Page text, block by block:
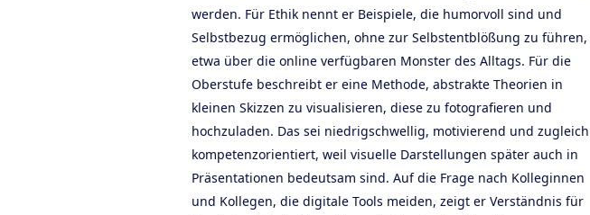
werden. Für Ethik nennt er Beispiele, die humorvoll sind und
Selbstbezug ermöglichen, ohne zur Selbstentblößung zu führen,
etwa über die online verfügbaren Monster des Alltags. Für die
Oberstufe beschreibt er eine Methode, abstrakte Theorien in
kleinen Skizzen zu visualisieren, diese zu fotografieren und
hochzuladen. Das sei niedrigschwellig, motivierend und zugleich
kompetenzorientiert, weil visuelle Darstellungen später auch in
Präsentationen bedeutsam sind. Auf die Frage nach Kolleginnen
und Kollegen, die digitale Tools meiden, zeigt er Verständnis für